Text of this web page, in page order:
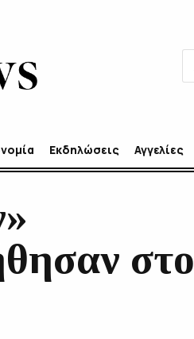
Εκδηλώσεις Αγγελίες
στο